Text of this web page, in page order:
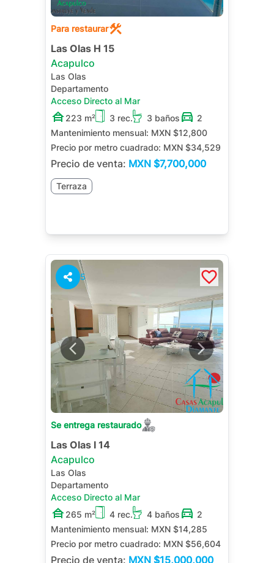
Para restaurar
Las Olas H 15
Acapulco
Las Olas
Departamento
Acceso Directo al Mar
223 m²
3 rec. 3 baños
2
Mantenimiento mensual: MXN $12,800
Precio por metro cuadrado: MXN $34,529
Precio de venta: MXN $7,700,000
Terraza
5
Se entrega restaurado
Las Olas I 14
Acapulco
Las Olas
Departamento
Acceso Directo al Mar
265 m²
4 rec. 4 baños
2
Mantenimiento mensual: MXN $14,285
Precio por metro cuadrado: MXN $56,604
Precio de venta: MXN $15,000,000